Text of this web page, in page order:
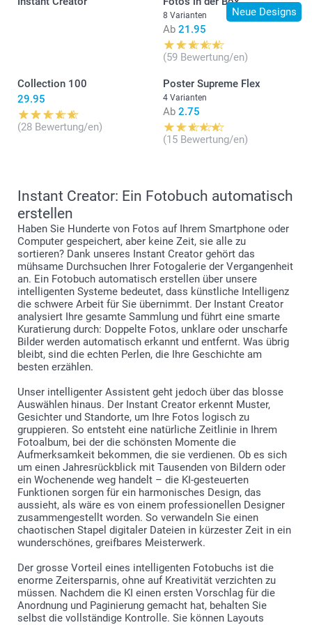
Klicken Sie auf „Speichern“ und geben Sie den
benutzerdefinierten Namen für Ihre zweite Kreation ein.
Alle Ihre Kreationen finden Sie unter „Mein Seiten >
Neue Designs
8 Varianten
Ab 21.95
(59 Bewertung/en)
Collection 100
29.95
(28 Bewertung/en)
Poster Supreme Flex
4 Varianten
Ab 2.75
(15 Bewertung/en)
Instant Creator: Ein Fotobuch automatisch
erstellen
Haben Sie Hunderte von Fotos auf Ihrem Smartphone oder
Computer gespeichert, aber keine Zeit, sie alle zu
sortieren? Dank unseres Instant Creator gehört das
mühsame Durchsuchen Ihrer Fotogalerie der Vergangenheit
an. Ein Fotobuch automatisch erstellen über unsere
intelligenten Systeme bedeutet, dass künstliche Intelligenz
die schwere Arbeit für Sie übernimmt. Der Instant Creator
analysiert Ihre gesamte Sammlung und führt eine smarte
Kuratierung durch: Doppelte Fotos, unklare oder unscharfe
Bilder werden automatisch erkannt und entfernt. Was übrig
bleibt, sind die echten Perlen, die Ihre Geschichte am
besten erzählen.
Unser intelligenter Assistent geht jedoch über das blosse
Auswählen hinaus. Der Instant Creator erkennt Muster,
Gesichter und Standorte, um Ihre Fotos logisch zu
gruppieren. So entsteht eine natürliche Zeitlinie in Ihrem
Fotoalbum, bei der die schönsten Momente die
Aufmerksamkeit bekommen, die sie verdienen. Ob es sich
um einen Jahresrückblick mit Tausenden von Bildern oder
ein Wochenende weg handelt – die KI-gesteuerten
Funktionen sorgen für ein harmonisches Design, das
aussieht, als wäre es von einem professionellen Designer
zusammengestellt worden. So verwandeln Sie einen
chaotischen Stapel digitaler Dateien in kürzester Zeit in ein
wunderschönes, greifbares Meisterwerk.
Der grosse Vorteil eines intelligenten Fotobuchs ist die
enorme Zeitersparnis, ohne auf Kreativität verzichten zu
müssen. Nachdem die KI einen ersten Vorschlag für die
Anordnung und Paginierung gemacht hat, behalten Sie
selbst die vollständige Kontrolle. Sie können Layouts